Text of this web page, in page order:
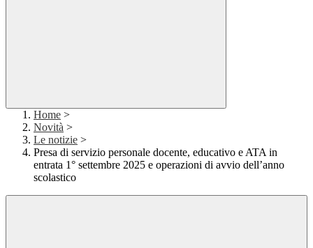
Home >
Novità >
Le notizie >
Presa di servizio personale docente, educativo e ATA in
entrata 1° settembre 2025 e operazioni di avvio dell’anno
scolastico